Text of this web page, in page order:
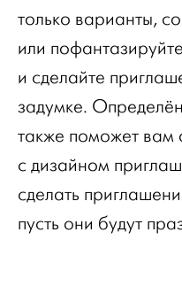
только варианты,
или
и сделайте
задумке.
также поможет вам
с дизайном
сделать
пусть они будут